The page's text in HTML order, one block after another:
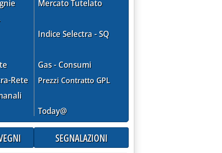
Rete
Mercato Tutelato
Indice Selectra - SQ
Gas - Consumi
Prezzi Contratto GPL
Today@
SEGNALAZIONI